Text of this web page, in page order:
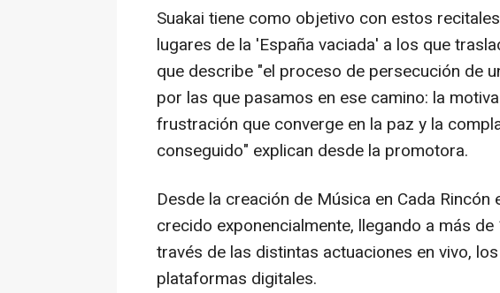
Suakai tiene como objetivo con estos
lugares de la 'España vaciada' a los que
que describe "el proceso de persecución de
por las que pasamos en ese camino: la
frustración que converge en la paz y la
conseguido" explican desde la promotora.
Desde la creación de Música en Cada
crecido exponencialmente, llegando a más
través de las distintas actuaciones en vivo,
plataformas digitales.